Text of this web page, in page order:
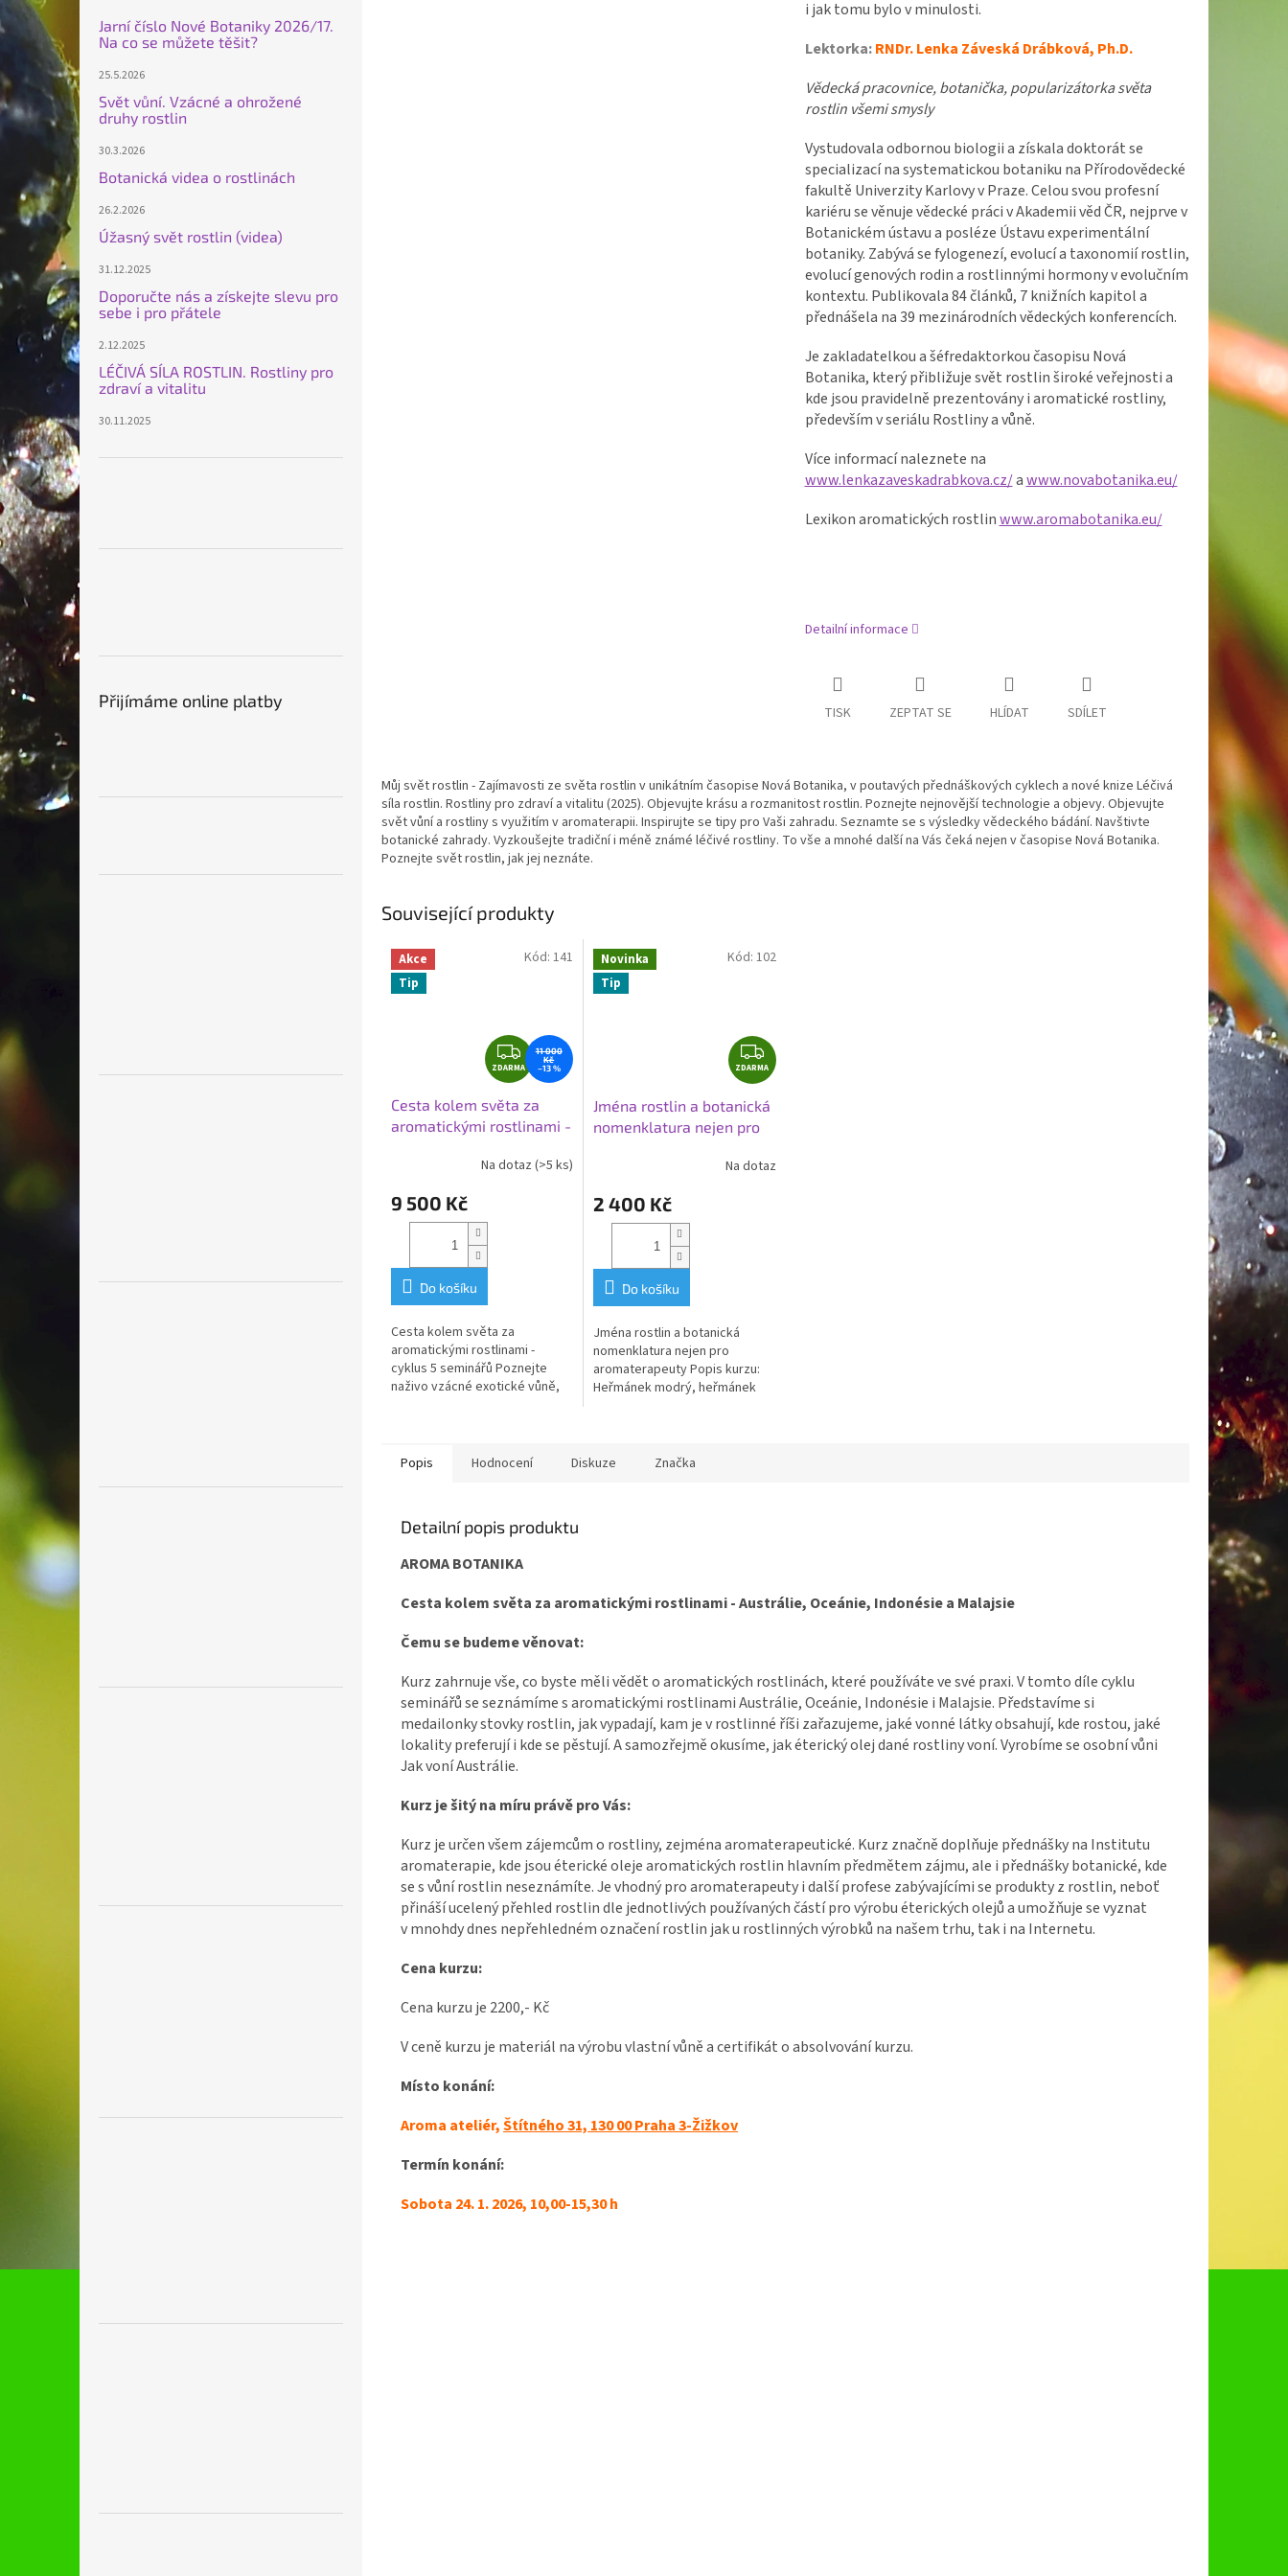
Jarní číslo Nové Botaniky 2026/17.
Na co se můžete těšit?
25.5.2026
Svět vůní. Vzácné a ohrožené
druhy rostlin
30.3.2026
Botanická videa o rostlinách
26.2.2026
Úžasný svět rostlin (videa)
31.12.2025
Doporučte nás a získejte slevu pro
sebe i pro přátele
2.12.2025
LÉČIVÁ SÍLA ROSTLIN. Rostliny pro
zdraví a vitalitu
30.11.2025
Přijímáme online platby
i jak tomu bylo v minulosti.
Lektorka: RNDr. Lenka Záveská Drábková, Ph.D.
Vědecká pracovnice, botanička, popularizátorka světa
rostlin všemi smysly
Vystudovala odbornou biologii a získala doktorát se
specializací na systematickou botaniku na Přírodovědecké
fakultě Univerzity Karlovy v Praze. Celou svou profesní
kariéru se věnuje vědecké práci v Akademii věd ČR, nejprve v
Botanickém ústavu a posléze Ústavu experimentální
botaniky. Zabývá se fylogenezí, evolucí a taxonomií rostlin,
evolucí genových rodin a rostlinnými hormony v evolučním
kontextu. Publikovala 84 článků, 7 knižních kapitol a
přednášela na 39 mezinárodních vědeckých konferencích.
Je zakladatelkou a šéfredaktorkou časopisu Nová
Botanika, který přibližuje svět rostlin široké veřejnosti a
kde jsou pravidelně prezentovány i aromatické rostliny,
především v seriálu Rostliny a vůně.
Více informací naleznete na
www.lenkazaveskadrabkova.cz/awww.novabotanika.eu/
Lexikon aromatických rostlinwww.aromabotanika.eu/
Detailní informace
TISK ZEPTAT SE HLÍDAT SDÍLET
Můj svět rostlin - Zajímavosti ze světa rostlin v unikátním časopise Nová Botanika, v poutavých přednáškových cyklech a nové knize Léčivá
síla rostlin. Rostliny pro zdraví a vitalitu (2025). Objevujte krásu a rozmanitost rostlin. Poznejte nejnovější technologie a objevy. Objevujte
svět vůní a rostliny s využitím v aromaterapii. Inspirujte se tipy pro Vaši zahradu. Seznamte se s výsledky vědeckého bádání. Navštivte
botanické zahrady. Vyzkoušejte tradiční i méně známé léčivé rostliny. To vše a mnohé další na Vás čeká nejen v časopise Nová Botanika.
Poznejte svět rostlin, jak jej neznáte.
Související produkty
Akce
Tip
Z
D
R
A
ZDARMA
11 000
Kč
–13 %
Cesta kolem světa za
aromatickými rostlinami -
Na dotaz (>5 ks)
9 500 Kč
Do košíku
Cesta kolem světa za
aromatickými rostlinami -
cyklus 5 seminářů Poznejte
naživo vzácné exotické vůně,
Kód: 141
Novinka
Tip
Z
D
A
A
ZDARMA
Jména rostlin a botanická
nomenklatura nejen pro
produktu
hvězdiček.
Na dotaz
2 400 Kč
Do košíku
Jména rostlin a botanická
nomenklatura nejen pro
aromaterapeuty Popis kurzu:
Heřmánek modrý, heřmánek
Kód: 102
Popis Hodnocení Diskuze Značka
Detailní popis produktu
AROMA BOTANIKA
Cesta kolem světa za aromatickými rostlinami -Austrálie, Oceánie, Indonésie a Malajsie
Čemu se budeme věnovat:
Kurz zahrnuje vše, co byste měli vědět o aromatických rostlinách, které používáte ve své praxi. V tomto díle cyklu
seminářů se seznámíme s aromatickými rostlinami Austrálie, Oceánie, Indonésie i Malajsie. Představíme si
medailonky stovky rostlin, jak vypadají, kam je v rostlinné říši zařazujeme, jaké vonné látky obsahují, kde rostou, jaké
lokality preferují i kde se pěstují.A samozřejmě okusíme, jak éterický olej dané rostliny voní. Vyrobíme se osobní vůni
Jak voní Austrálie.
Kurz je šitý na míru právě pro Vás:
Kurz je určen všem zájemcům o rostliny, zejména aromaterapeutické. Kurz značně doplňuje přednášky na Institutu
aromaterapie, kde jsou éterické oleje aromatických rostlin hlavním předmětem zájmu, ale i přednášky botanické, kde
se s vůní rostlin neseznámíte. Je vhodný pro aromaterapeuty i další profese zabývajícími se produkty z rostlin, neboť
přináší ucelený přehled rostlin dle jednotlivých používaných částí pro výrobu éterických olejů a umožňuje se vyznat
v mnohdy dnes nepřehledném označení rostlin jak u rostlinných výrobků na našem trhu, tak i na Internetu.
Cena kurzu:
Cena kurzu je 2200,- Kč
V ceně kurzu je materiál na výrobu vlastní vůně a certifikát o absolvování kurzu.
Místo konání:
Aroma ateliér,Štítného 31, 130 00 Praha 3-Žižkov
Termín konání:
Sobota 24. 1. 2026, 10,00-15,30 h